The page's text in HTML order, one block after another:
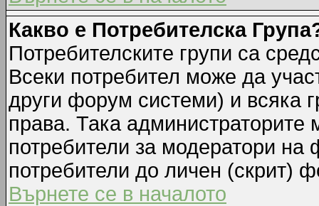
Какво е Потребителска
Потребителските групи са
Всеки потребител може да
други форум системи) и всяка
права. Така администраторите
потребители за модератори
потребители до личен (скрит)
Върнете се в началото